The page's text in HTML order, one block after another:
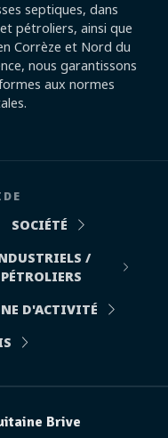
septiques, dans
pétroliers, ainsi que
Corrèze et Nord du
nous garantissons
aux normes
SOCIÉTÉ
/
PÉTROLIERS
D'ACTIVITÉ
Brive